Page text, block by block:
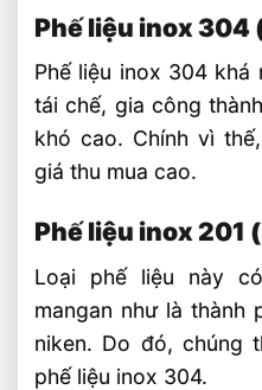
Phế liệu inox 304
Phế liệu inox 304 khá
tái chế, gia công
khó cao. Chính vì
giá thu mua cao.
Phế liệu inox 201
Loại phế liệu này
mangan như là thành
niken. Do đó, chúng
phế liệu inox 304.